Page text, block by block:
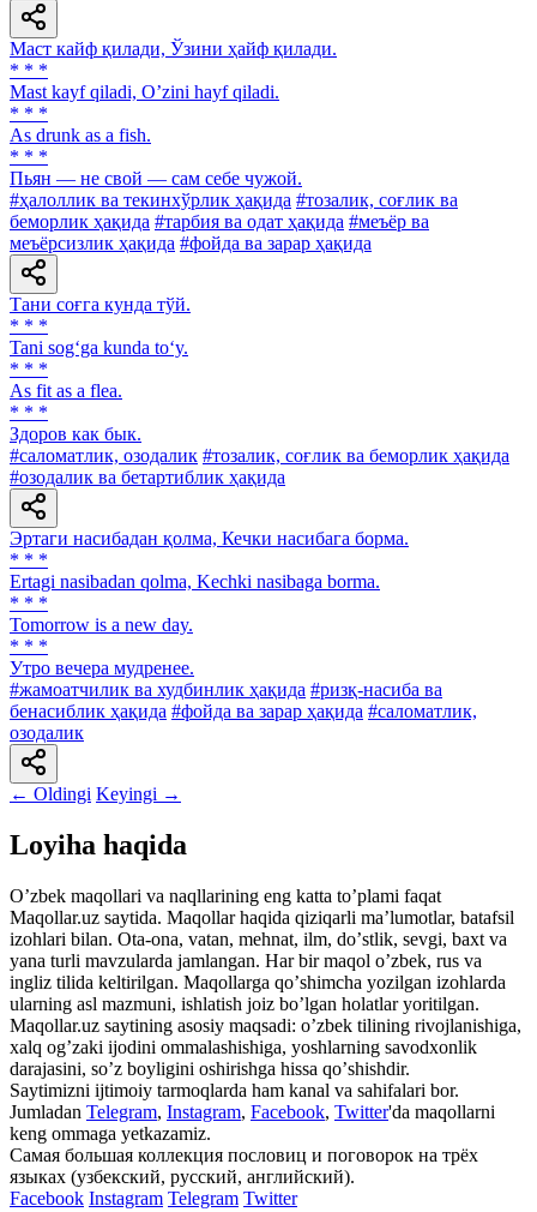
Маст кайф қилади, Ўзини ҳайф қилади.
* * *
Mast kayf qiladi, Oʼzini hayf qiladi.
* * *
As drunk as a fish.
* * *
Пьян — не свой — сам себе чужой.
#ҳалоллик ва текинхўрлик ҳақида #тозалик, соғлик ва
беморлик ҳақида #тарбия ва одат ҳақида #меъёр ва
меъёрсизлик ҳақида #фойда ва зарар ҳақида
Тани соғга кунда тўй.
* * *
Tani sog‘ga kunda to‘y.
* * *
As fit as a flea.
* * *
Здоров как бык.
#саломатлик, озодалик #тозалик, соғлик ва беморлик ҳақида
#озодалик ва бетартиблик ҳақида
Эртаги насибадан қолма, Кечки насибага борма.
* * *
Ertagi nasibadan qolma, Kechki nasibaga borma.
* * *
Tomorrow is a new day.
* * *
Утро вечера мудренее.
#жамоатчилик ва худбинлик ҳақида #ризқ-насиба ва
бенасиблик ҳақида #фойда ва зарар ҳақида #саломатлик,
озодалик
← Oldingi Keyingi →
Loyiha haqida
Oʼzbek maqollari va naqllarining eng katta toʼplami faqat
Maqollar.uz saytida. Maqollar haqida qiziqarli maʼlumotlar, batafsil
izohlari bilan. Ota-ona, vatan, mehnat, ilm, doʼstlik, sevgi, baxt va
yana turli mavzularda jamlangan. Har bir maqol oʼzbek, rus va
ingliz tilida keltirilgan. Maqollarga qoʼshimcha yozilgan izohlarda
ularning asl mazmuni, ishlatish joiz boʼlgan holatlar yoritilgan.
Maqollar.uz saytining asosiy maqsadi: oʼzbek tilining rivojlanishiga,
xalq ogʼzaki ijodini ommalashishiga, yoshlarning savodxonlik
darajasini, soʼz boyligini oshirishga hissa qoʼshishdir.
Saytimizni ijtimoiy tarmoqlarda ham kanal va sahifalari bor.
Jumladan Telegram, Instagram, Facebook, Twitter'da maqollarni
keng ommaga yetkazamiz.
Самая большая коллекция пословиц и поговорок на трёх
языках (узбекский, русский, английский).
Facebook Instagram Telegram Twitter